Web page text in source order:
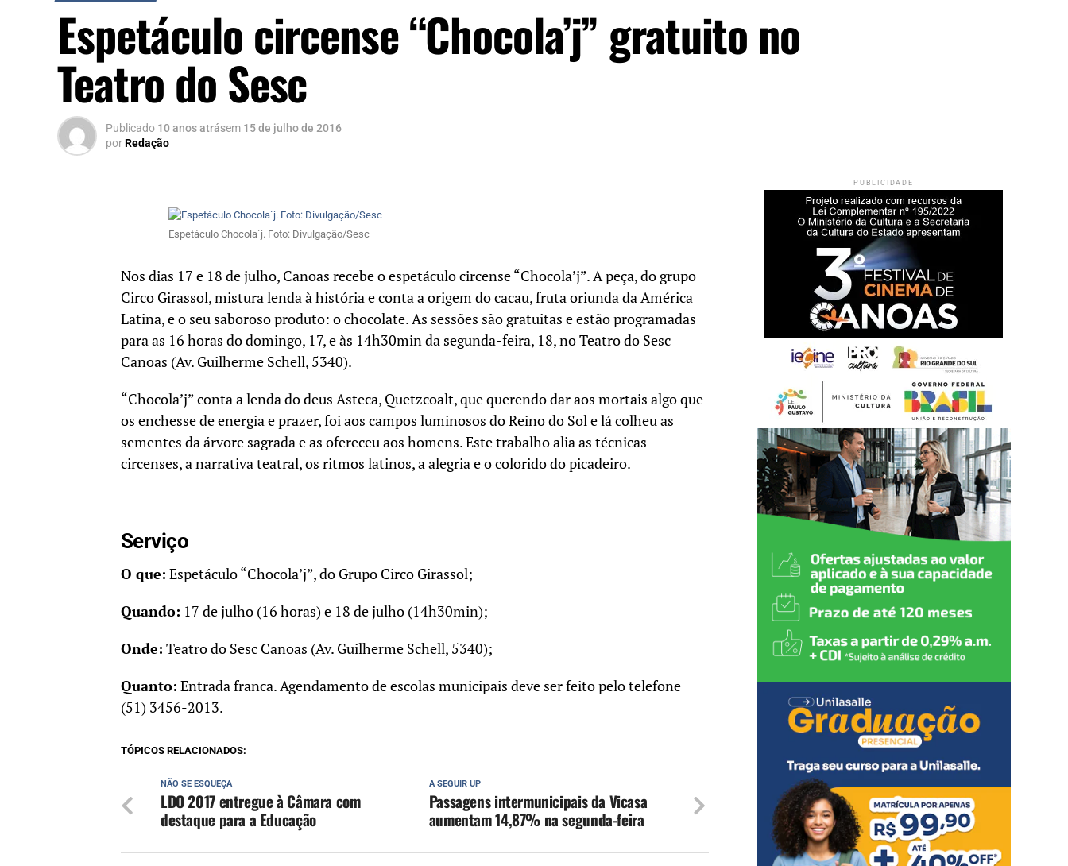
Espetáculo circense “Chocola’j” gratuito no
Teatro do Sesc
Publicado 10 anos atrásem 15 de julho de 2016
porRedação
Espetáculo Chocola´j. Foto: Divulgação/Sesc
Nos dias 17 e 18 de julho, Canoas recebe o espetáculo circense “Chocola’j”. A peça, do grupo
Circo Girassol, mistura lenda à história e conta a origem do cacau, fruta oriunda da América
Latina, e o seu saboroso produto: o chocolate. As sessões são gratuitas e estão programadas
para as 16 horas do domingo, 17, e às 14h30min da segunda-feira, 18, no Teatro do Sesc
Canoas (Av. Guilherme Schell, 5340).
“Chocola’j” conta a lenda do deus Asteca, Quetzcoalt, que querendo dar aos mortais algo que
os enchesse de energia e prazer, foi aos campos luminosos do Reino do Sol e lá colheu as
sementes da árvore sagrada e as ofereceu aos homens. Este trabalho alia as técnicas
circenses, a narrativa teatral, os ritmos latinos, a alegria e o colorido do picadeiro.
Serviço
O que: Espetáculo “Chocola’j”, do Grupo Circo Girassol;
Quando: 17 de julho (16 horas) e 18 de julho (14h30min);
Onde: Teatro do Sesc Canoas (Av. Guilherme Schell, 5340);
Quanto: Entrada franca. Agendamento de escolas municipais deve ser feito pelo telefone
(51) 3456-2013.
TÓPICOS RELACIONADOS:
A SEGUIR UP
Passagens intermunicipais da Vicasa
aumentam 14,87% na segunda-feira
NÃO SE ESQUEÇA
LDO 2017 entregue à Câmara com
destaque para a Educação
PUBLICIDADE